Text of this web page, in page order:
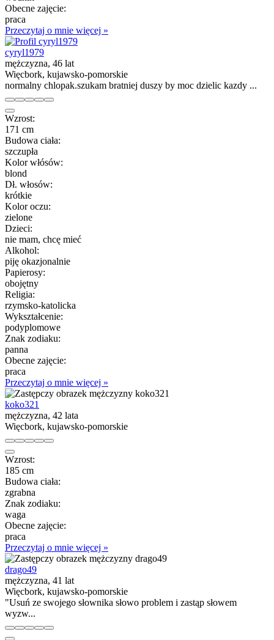
Obecne zajęcie:
praca
Przeczytaj o mnie więcej »
cyryl1979
mężczyzna, 46 lat
Więcbork, kujawsko-pomorskie
normalny chlopak.szukam bratniej duszy by moc dzielic kazdy ...
Wzrost:
171 cm
Budowa ciała:
szczupła
Kolor włósów:
blond
Dł. włosów:
krótkie
Kolor oczu:
zielone
Dzieci:
nie mam, chcę mieć
Alkohol:
piję okazjonalnie
Papierosy:
obojętny
Religia:
rzymsko-katolicka
Wykształcenie:
podyplomowe
Znak zodiaku:
panna
Obecne zajęcie:
praca
Przeczytaj o mnie więcej »
koko321
mężczyzna, 42 lata
Więcbork, kujawsko-pomorskie
Wzrost:
185 cm
Budowa ciała:
zgrabna
Znak zodiaku:
waga
Obecne zajęcie:
praca
Przeczytaj o mnie więcej »
drago49
mężczyzna, 41 lat
Więcbork, kujawsko-pomorskie
"Usuń ze swojego słownika słowo problem i zastąp słowem
wyzw...